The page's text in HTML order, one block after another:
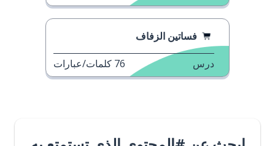
فساتين الزفاف
درس 76 كلمات/عبارات